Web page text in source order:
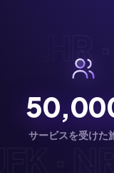
LHR
·
サービスを受けた